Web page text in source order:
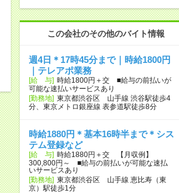
この会社のその他のバイト情報
週4日＊17時45分まで｜時給1800円
｜テレアポ業務
[給 与] 時給1800円＋交 ■給与の前払いが
可能な速払いサービスあり
[勤務地] 東京都渋谷区 山手線 渋谷駅徒歩4
分、東京メトロ銀座線 表参道駅徒歩8分
時給1880円＊基本16時半まで＊シス
テム登録など
[給 与] 時給1880円＋交 【月収例】
300,800円～ ■給与の前払いが可能な速払
いサービスあり
[勤務地] 東京都渋谷区 山手線 恵比寿（東
京）駅徒歩1分